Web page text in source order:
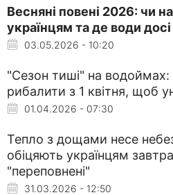
Весняні повені 2026: чи
українцям та де води
03.05.2026 - 10:20
"Сезон тиші" на водоймах:
рибалити з 1 квітня, щоб
01.04.2026 - 07:30
Тепло з дощами несе
обіцяють українцям завтра
"переповнені"
31.03.2026 - 12:50